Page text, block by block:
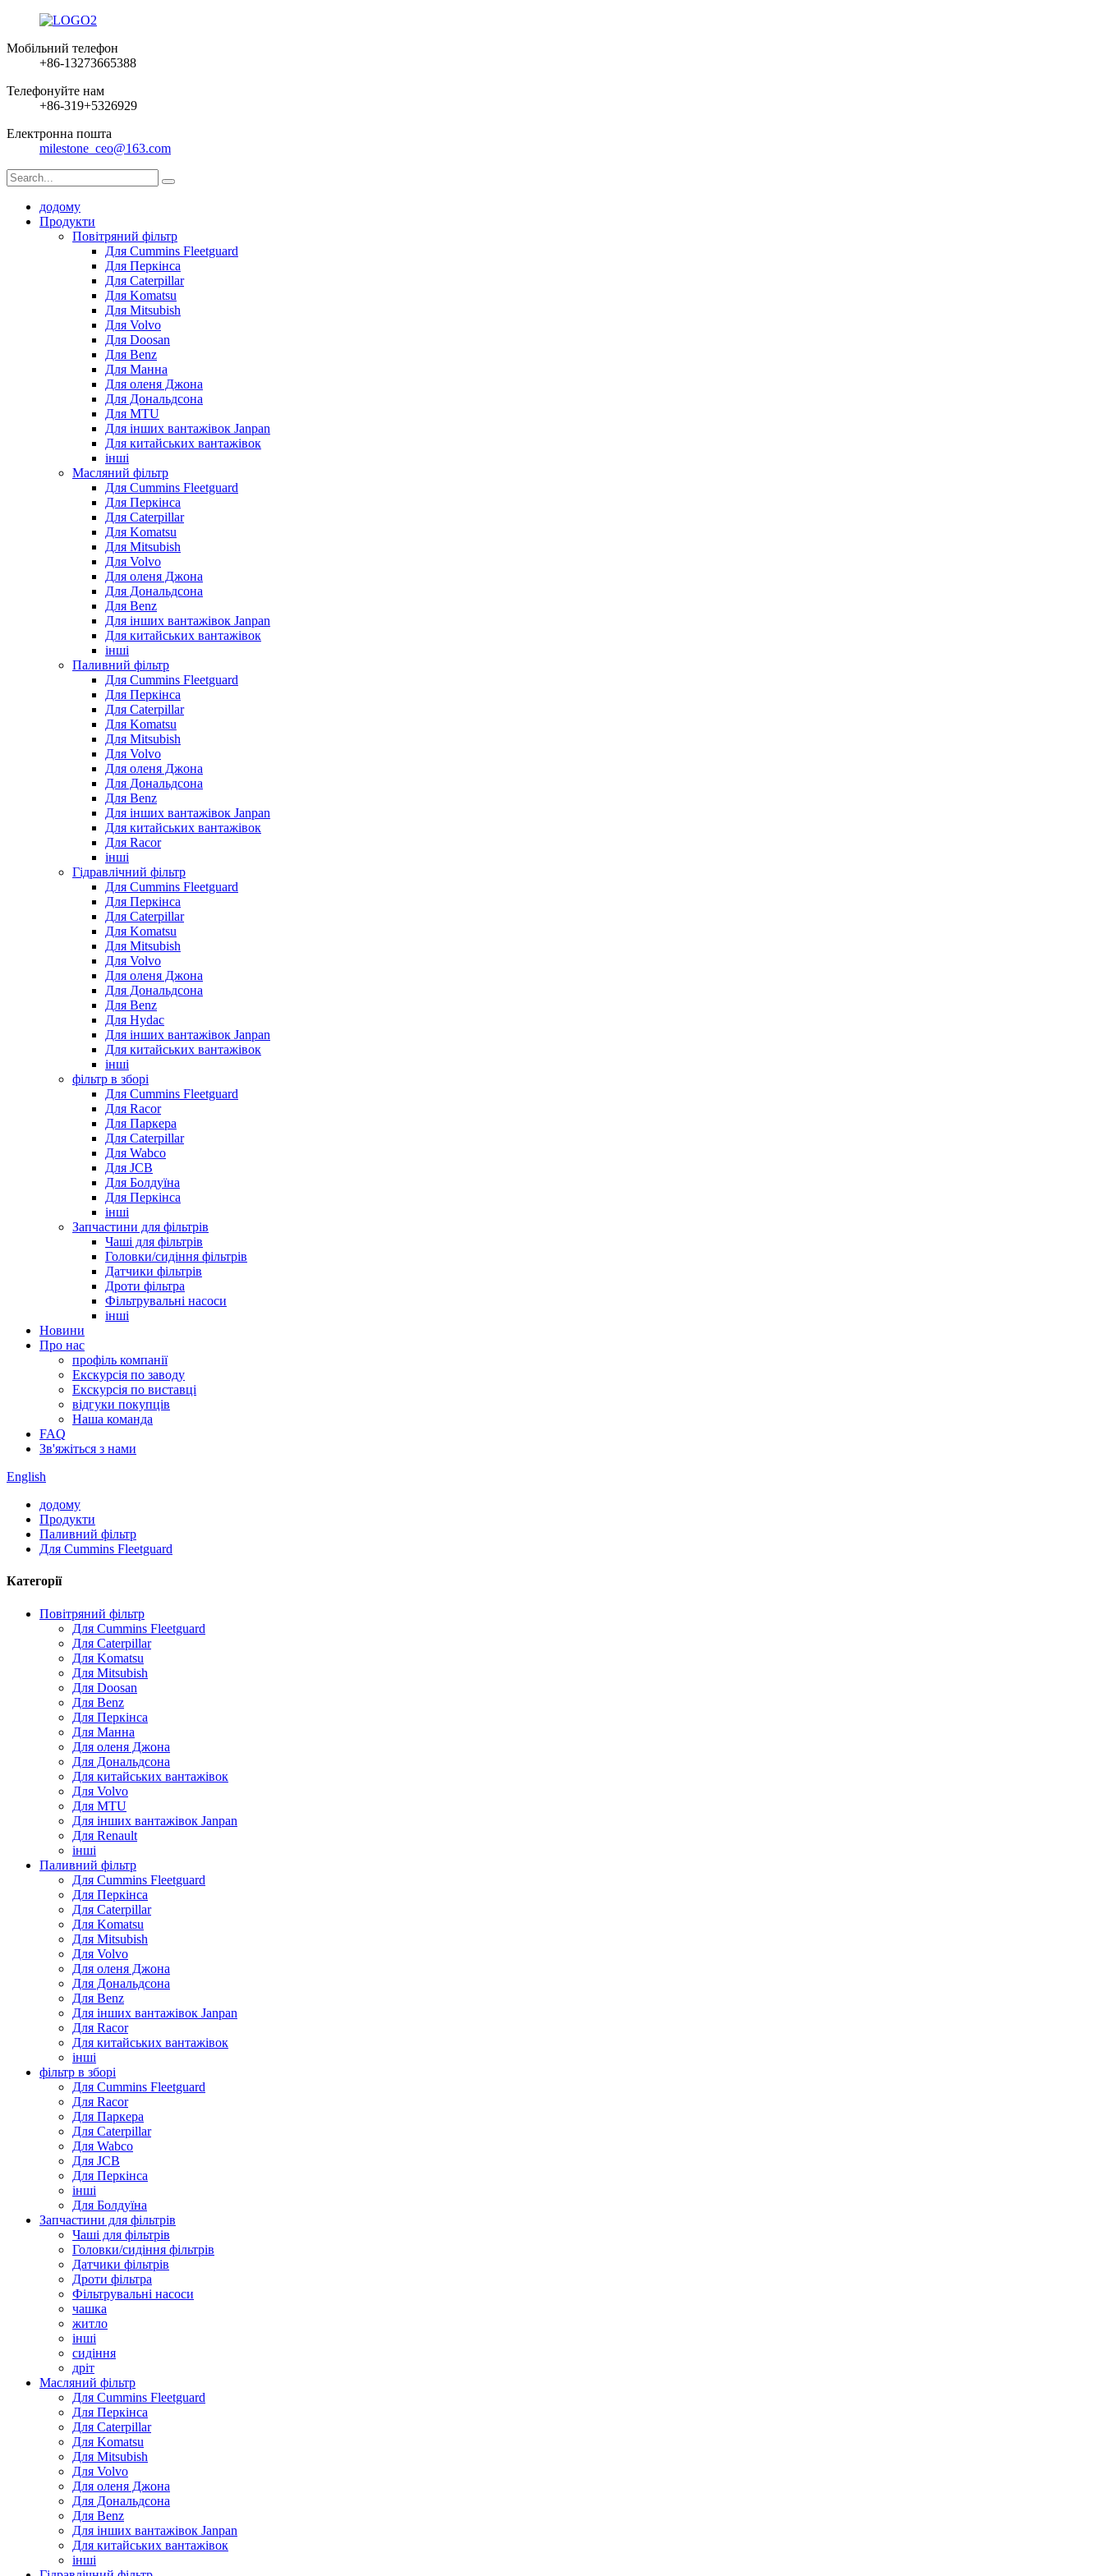
Мобільний телефон
+86-13273665388
Телефонуйте нам
+86-319+5326929
Електронна пошта
milestone_ceo@163.com
додому
Продукти
Повітряний фільтр
Для Cummins Fleetguard
Для Перкінса
Для Caterpillar
Для Komatsu
Для Mitsubish
Для Volvo
Для Doosan
Для Benz
Для Манна
Для оленя Джона
Для Дональдсона
Для MTU
Для інших вантажівок Janpan
Для китайських вантажівок
інші
Масляний фільтр
Для Cummins Fleetguard
Для Перкінса
Для Caterpillar
Для Komatsu
Для Mitsubish
Для Volvo
Для оленя Джона
Для Дональдсона
Для Benz
Для інших вантажівок Janpan
Для китайських вантажівок
інші
Паливний фільтр
Для Cummins Fleetguard
Для Перкінса
Для Caterpillar
Для Komatsu
Для Mitsubish
Для Volvo
Для оленя Джона
Для Дональдсона
Для Benz
Для інших вантажівок Janpan
Для китайських вантажівок
Для Racor
інші
Гідравлічний фільтр
Для Cummins Fleetguard
Для Перкінса
Для Caterpillar
Для Komatsu
Для Mitsubish
Для Volvo
Для оленя Джона
Для Дональдсона
Для Benz
Для Hydac
Для інших вантажівок Janpan
Для китайських вантажівок
інші
фільтр в зборі
Для Cummins Fleetguard
Для Racor
Для Паркера
Для Caterpillar
Для Wabco
Для JCB
Для Болдуїна
Для Перкінса
інші
Запчастини для фільтрів
Чаші для фільтрів
Головки/сидіння фільтрів
Датчики фільтрів
Дроти фільтра
Фільтрувальні насоси
інші
Новини
Про нас
профіль компанії
Екскурсія по заводу
Екскурсія по виставці
відгуки покупців
Наша команда
FAQ
Зв'яжіться з нами
English
додому
Продукти
Паливний фільтр
Для Cummins Fleetguard
Категорії
Повітряний фільтр
Для Cummins Fleetguard
Для Caterpillar
Для Komatsu
Для Mitsubish
Для Doosan
Для Benz
Для Перкінса
Для Манна
Для оленя Джона
Для Дональдсона
Для китайських вантажівок
Для Volvo
Для MTU
Для інших вантажівок Janpan
Для Renault
інші
Паливний фільтр
Для Cummins Fleetguard
Для Перкінса
Для Caterpillar
Для Komatsu
Для Mitsubish
Для Volvo
Для оленя Джона
Для Дональдсона
Для Benz
Для інших вантажівок Janpan
Для Racor
Для китайських вантажівок
інші
фільтр в зборі
Для Cummins Fleetguard
Для Racor
Для Паркера
Для Caterpillar
Для Wabco
Для JCB
Для Перкінса
інші
Для Болдуїна
Запчастини для фільтрів
Чаші для фільтрів
Головки/сидіння фільтрів
Датчики фільтрів
Дроти фільтра
Фільтрувальні насоси
чашка
житло
інші
сидіння
дріт
Масляний фільтр
Для Cummins Fleetguard
Для Перкінса
Для Caterpillar
Для Komatsu
Для Mitsubish
Для Volvo
Для оленя Джона
Для Дональдсона
Для Benz
Для інших вантажівок Janpan
Для китайських вантажівок
інші